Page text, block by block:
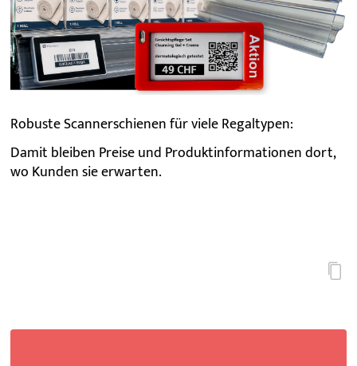
Robuste Scannerschienen für viele Regaltypen:
Damit bleiben Preise und Produktinformationen dort,
wo Kunden sie erwarten.